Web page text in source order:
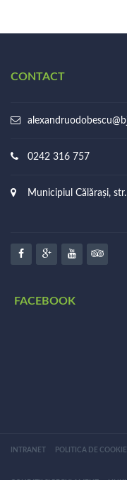
CONTACT
0242 316 757
Municipiul Călărași,
FACEBOOK
INTRANET POLITICA DE